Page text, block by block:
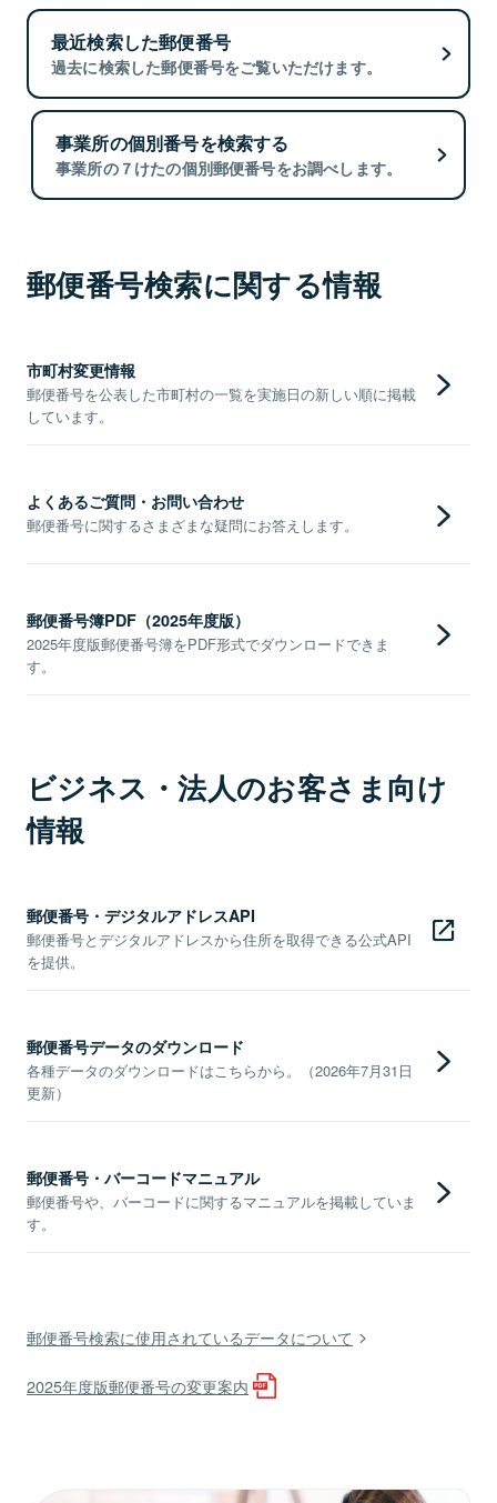
最近検索した郵便番号
過去に検索した郵便番号をご覧いただけます。
事業所の個別番号を検索する
事業所の７けたの個別郵便番号をお調べします。
郵便番号検索に関する情報
市町村変更情報
郵便番号を公表した市町村の一覧を実施日の新しい順に掲載
しています。
よくあるご質問・お問い合わせ
郵便番号に関するさまざまな疑問にお答えします。
郵便番号簿PDF（2025年度版）
2025年度版郵便番号簿をPDF形式でダウンロードできま
す。
ビジネス・法人のお客さま向け
情報
郵便番号・デジタルアドレスAPI
郵便番号とデジタルアドレスから住所を取得できる公式API
を提供。
郵便番号データのダウンロード
各種データのダウンロードはこちらから。（2026年7月31日
更新）
郵便番号・バーコードマニュアル
郵便番号や、バーコードに関するマニュアルを掲載していま
す。
郵便番号検索に使用されているデータについて
2025年度版郵便番号の変更案内